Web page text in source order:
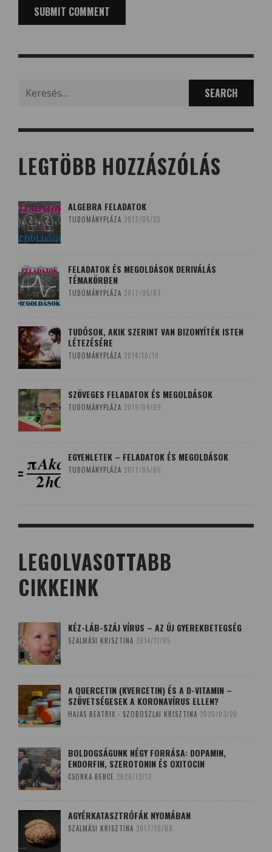
LEGTÖBB HOZZÁSZÓLÁS
ALGEBRA FELADATOK
TUDOMÁNYPLÁZA 2017/05/23
FELADATOK ÉS MEGOLDÁSOK DERIVÁLÁS
TÉMAKÖRBEN
TUDOMÁNYPLÁZA 2017/05/07
TUDÓSOK, AKIK SZERINT VAN BIZONYÍTÉK ISTEN
LÉTEZÉSÉRE
TUDOMÁNYPLÁZA 2014/10/19
SZÖVEGES FELADATOK ÉS MEGOLDÁSOK
TUDOMÁNYPLÁZA 2019/04/09
EGYENLETEK – FELADATOK ÉS MEGOLDÁSOK
TUDOMÁNYPLÁZA 2017/05/05
LEGOLVASOTTABB
CIKKEINK
KÉZ-LÁB-SZÁJ VÍRUS – AZ ÚJ GYEREKBETEGSÉG
SZALMÁSI KRISZTINA 2014/11/05
A QUERCETIN (KVERCETIN) ÉS A D-VITAMIN –
SZÖVETSÉGESEK A KORONAVÍRUS ELLEN?
HAJAS BEATRIX - SZOBOSZLAI KRISZTINA 2020/03/20
BOLDOGSÁGUNK NÉGY FORRÁSA: DOPAMIN,
ENDORFIN, SZEROTONIN ÉS OXITOCIN
CSONKA BENCE 2020/12/12
AGYÉRKATASZTRÓFÁK NYOMÁBAN
SZALMÁSI KRISZTINA 2017/10/08